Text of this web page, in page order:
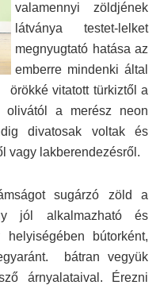
valamennyi zöldjének
látványa testet-lelket
megnyugtató hatása az
emberre mindenki által
örökké vitatott türkiztől a
olivától a merész neon
divatosak voltak és
vagy lakberendezésről.
sugárzó zöld a
jól alkalmazható és
bútorként,
bátran vegyük
árnyalataival. Érezni